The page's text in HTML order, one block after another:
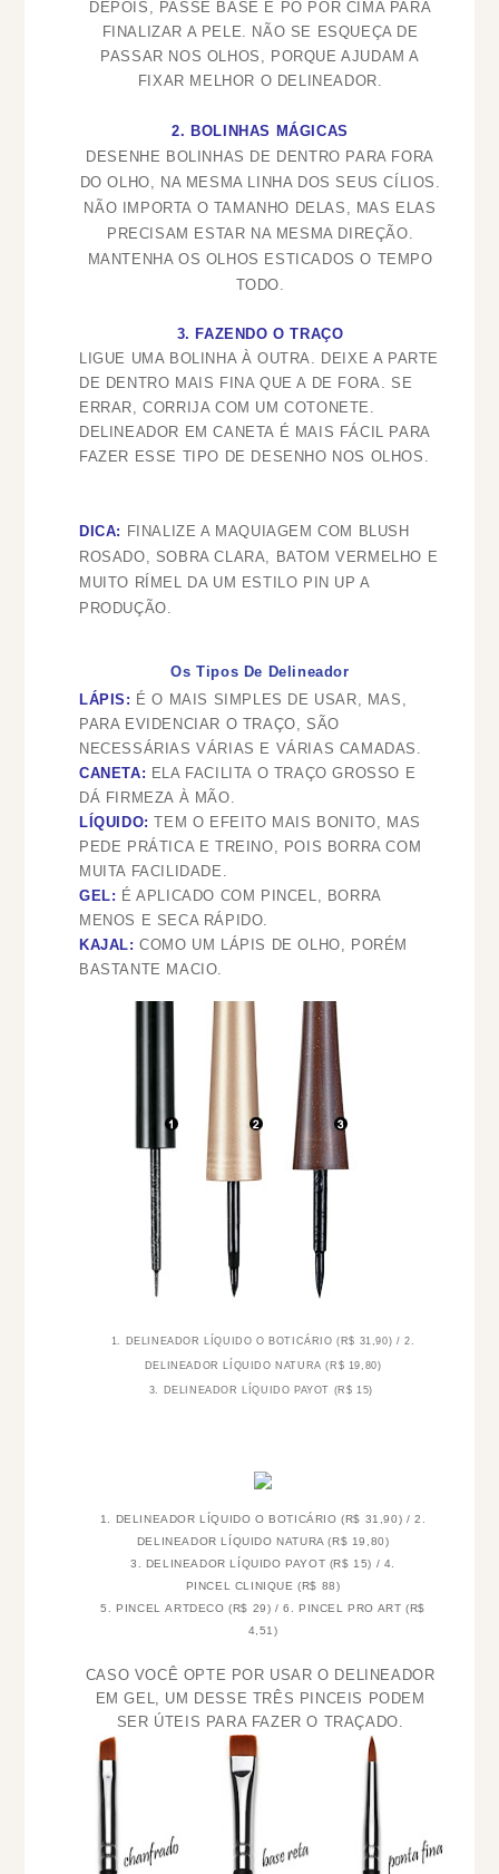
DEPOIS, PASSE BASE E PÓ POR CIMA PARA
FINALIZAR A PELE. NÃO SE ESQUEÇA DE
PASSAR NOS OLHOS, PORQUE AJUDAM A
FIXAR MELHOR O DELINEADOR.
2. BOLINHAS MÁGICAS
DESENHE BOLINHAS DE DENTRO PARA FORA
DO OLHO, NA MESMA LINHA DOS SEUS CÍLIOS.
NÃO IMPORTA O TAMANHO DELAS, MAS ELAS
PRECISAM ESTAR NA MESMA DIREÇÃO.
MANTENHA OS OLHOS ESTICADOS O TEMPO
TODO.
3. FAZENDO O TRAÇO
LIGUE UMA BOLINHA À OUTRA. DEIXE A PARTE
DE DENTRO MAIS FINA QUE A DE FORA. SE
ERRAR, CORRIJA COM UM COTONETE.
DELINEADOR EM CANETA É MAIS FÁCIL PARA
FAZER ESSE TIPO DE DESENHO NOS OLHOS.
DICA: FINALIZE A MAQUIAGEM COM BLUSH
ROSADO, SOBRA CLARA, BATOM VERMELHO E
MUITO RÍMEL DA UM ESTILO PIN UP A
PRODUÇÃO.
Os Tipos De Delineador
LÁPIS: É O MAIS SIMPLES DE USAR, MAS,
PARA EVIDENCIAR O TRAÇO, SÃO
NECESSÁRIAS VÁRIAS E VÁRIAS CAMADAS.
CANETA: ELA FACILITA O TRAÇO GROSSO E
DÁ FIRMEZA À MÃO.
LÍQUIDO: TEM O EFEITO MAIS BONITO, MAS
PEDE PRÁTICA E TREINO, POIS BORRA COM
MUITA FACILIDADE.
GEL: É APLICADO COM PINCEL, BORRA
MENOS E SECA RÁPIDO.
KAJAL: COMO UM LÁPIS DE OLHO, PORÉM
BASTANTE MACIO.
1. DELINEADOR LÍQUIDO O BOTICÁRIO (R$ 31,90) / 2.
DELINEADOR LÍQUIDO NATURA (R$ 19,80)
3. DELINEADOR LÍQUIDO PAYOT (R$ 15)
1. DELINEADOR LÍQUIDO O BOTICÁRIO (R$ 31,90) / 2.
DELINEADOR LÍQUIDO NATURA (R$ 19,80)
3. DELINEADOR LÍQUIDO PAYOT (R$ 15) / 4.
PINCEL CLINIQUE (R$ 88)
5. PINCEL ARTDECO (R$ 29) / 6. PINCEL PRO ART (R$
4,51)
CASO VOCÊ OPTE POR USAR O DELINEADOR
EM GEL, UM DESSE TRÊS PINCEIS PODEM
SER ÚTEIS PARA FAZER O TRAÇADO.